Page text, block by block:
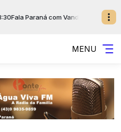
com Vanderson Dubinski, Magno
MENU